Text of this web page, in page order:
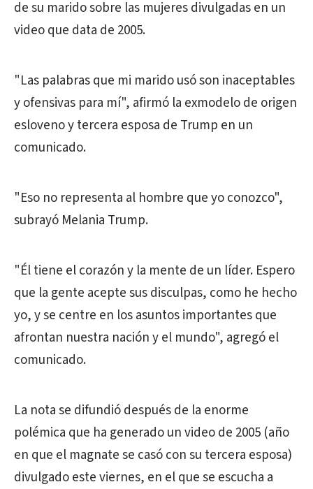
de su marido sobre las mujeres divulgadas en un
video que data de 2005.
"Las palabras que mi marido usó son inaceptables
y ofensivas para mí", afirmó la exmodelo de origen
esloveno y tercera esposa de Trump en un
comunicado.
"Eso no representa al hombre que yo conozco",
subrayó Melania Trump.
"Él tiene el corazón y la mente de un líder. Espero
que la gente acepte sus disculpas, como he hecho
yo, y se centre en los asuntos importantes que
afrontan nuestra nación y el mundo", agregó el
comunicado.
La nota se difundió después de la enorme
polémica que ha generado un video de 2005 (año
en que el magnate se casó con su tercera esposa)
divulgado este viernes, en el que se escucha a